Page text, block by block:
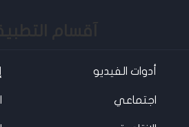
أدوات الفيديو
اجتماعي